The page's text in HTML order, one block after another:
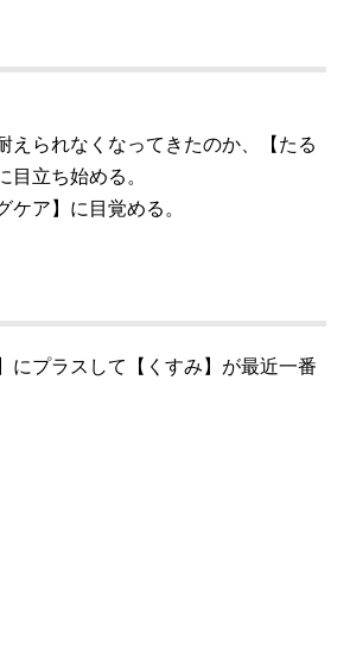
えられなくなってきたのか、【たる
目立ち始める。
ケア】に目覚める。
にプラスして【くすみ】が最近一番